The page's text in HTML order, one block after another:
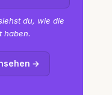
haben.
→